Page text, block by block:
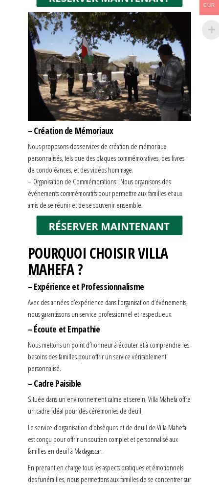
– Création de Mémoriaux
Nous proposons des services de création de mémoriaux
personnalisés, tels que des plaques commémoratives, des livres
de condoléances, et des vidéos hommage.
– Organisation de Commémorations : Nous organisons des
événements commémoratifs pour permettre aux familles et aux
amis de se réunir et de se souvenir ensemble.
POURQUOI CHOISIR VILLA
MAHEFA ?
– Expérience et Professionnalisme
Avec des années d’expérience dans l’organisation d’événements,
nous garantissons un service professionnel et respectueux.
– Écoute et Empathie
Nous mettons un point d’honneur à écouter et à comprendre les
besoins des familles pour offrir un service véritablement
personnalisé.
– Cadre Paisible
Située dans un environnement calme et serein, Villa Mahefa offre
un cadre idéal pour des cérémonies de deuil.
Le service d’organisation d’obsèques et de deuil de Villa Mahefa
est conçu pour offrir un soutien complet et personnalisé aux
familles en deuil à Madagascar.
En prenant en charge tous les aspects pratiques et émotionnels
des funérailles, nous permettons aux familles de se concentrer sur
EUR